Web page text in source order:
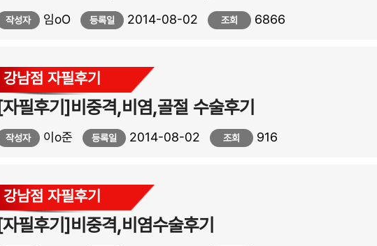
작성자 임oO 등록일 2014-08-02 조회 6866
강남점 자필후기
[자필후기]비중격,비염,골절 수술후기
작성자 이o준 등록일 2014-08-02 조회 916
강남점 자필후기
[자필후기]비중격,비염수술후기